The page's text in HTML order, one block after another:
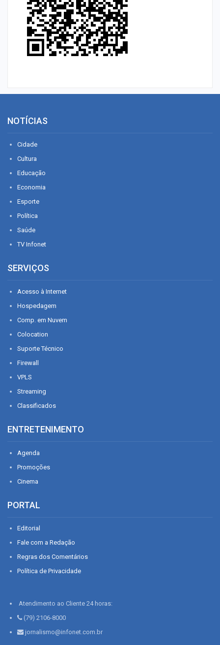
NOTÍCIAS
Cidade
Cultura
Educação
Economia
Esporte
Política
Saúde
TV Infonet
SERVIÇOS
Acesso à Internet
Hospedagem
Comp. em Nuvem
Colocation
Suporte Técnico
Firewall
VPLS
Streaming
Classificados
ENTRETENIMENTO
Agenda
Promoções
Cinema
PORTAL
Editorial
Fale com a Redação
Regras dos Comentários
Política de Privacidade
Atendimento ao Cliente 24 horas:
(79) 2106-8000
jornalismo@infonet.com.br